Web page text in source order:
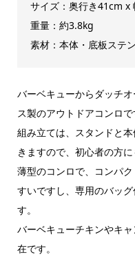
サイズ：奥行き41cm
重量：約3.8kg
素材：本体・底板ステ
バーベキューからダッチ
ス製のアウトドアコンロで
組み立ては、スタンドと
きますので、初心者の方に
薄型のコンロで、コンパ
すいですし、専用のバッ
す。
バーベキューチキンやキ
在です。